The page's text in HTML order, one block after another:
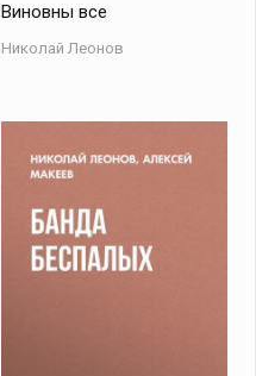
Виновны все
Николай Леонов